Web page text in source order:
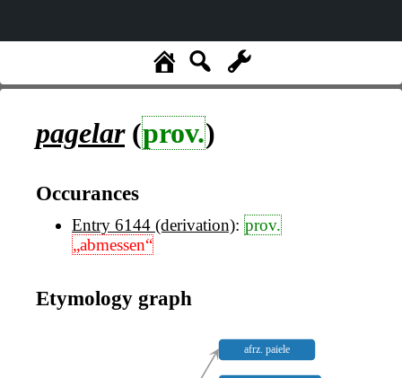
pagelar(prov.)
Occurances
Entry 6144 (derivation): prov.
„abmessen“
Etymology graph
afrz. paiele